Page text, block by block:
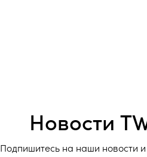
Новости
Подпишитесь на наши новости и